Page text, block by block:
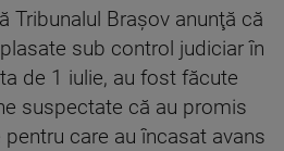
Tribunalul Braşov anunţă că
sub control judiciar în
de 1 iulie, au fost făcute
suspectate că au promis
care au încasat avans